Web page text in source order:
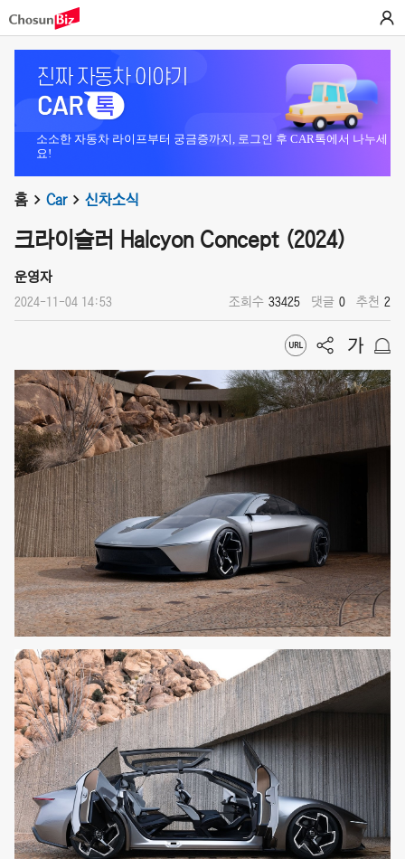
소소한 자동차 라이프부터 궁금증까지, 로그인 후 CAR톡에서 나누세
요!
홈 Car 신차소식
크라이슬러 Halcyon Concept (2024)
운영자
2024-11-04 14:53 조회수 33425 댓글 0 추천 2